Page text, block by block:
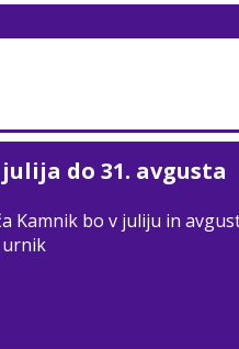
do 31. avgusta
Kamnik bo v juliju in